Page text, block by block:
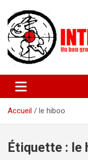
contenu
actuelles pop rock,
lyon
Accueil
le hiboo
Étiquette : le